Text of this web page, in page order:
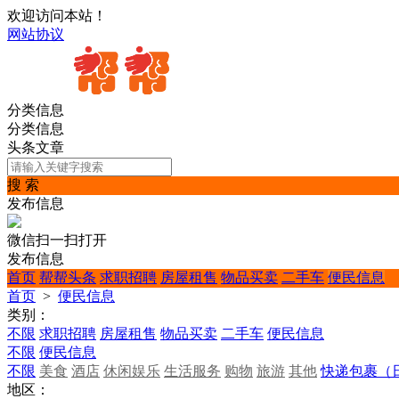
欢迎访问本站！
网站协议
分类信息
分类信息
头条文章
搜 索
发布信息
微信扫一扫打开
发布信息
首页 帮帮头条 求职招聘 房屋租售 物品买卖 二手车 便民信息
首页 > 便民信息
类别：
不限 求职招聘 房屋租售 物品买卖 二手车 便民信息
不限 便民信息
不限 美食 酒店 休闲娱乐 生活服务 购物 旅游 其他 快递包裹（
地区：